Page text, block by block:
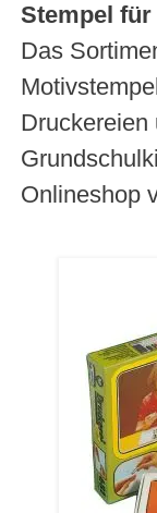
Stempel
Das
Druckereien
Onlineshop